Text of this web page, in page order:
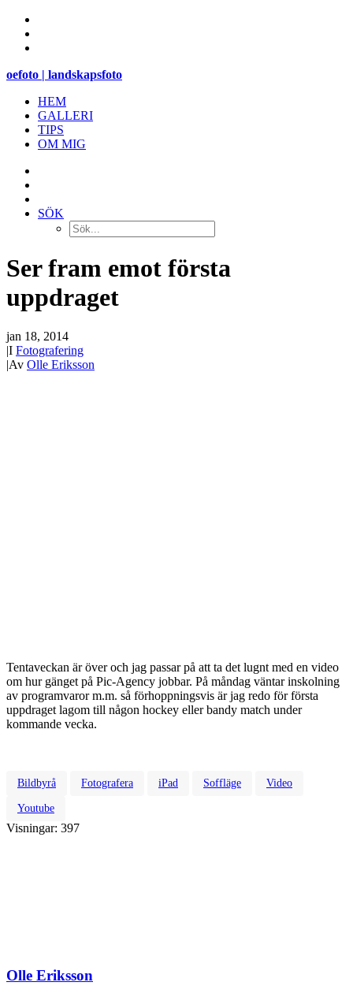
oefoto | landskapsfoto
HEM
GALLERI
TIPS
OM MIG
SÖK
Ser fram emot första
uppdraget
jan 18, 2014
|I Fotografering
|Av Olle Eriksson
Tentaveckan är över och jag passar på att ta det lugnt med en video
om hur gänget på Pic-Agency jobbar. På måndag väntar inskolning
av programvaror m.m. så förhoppningsvis är jag redo för första
uppdraget lagom till någon hockey eller bandy match under
kommande vecka.
Bildbyrå Fotografera iPad Soffläge Video
Youtube
Visningar: 397
Olle Eriksson